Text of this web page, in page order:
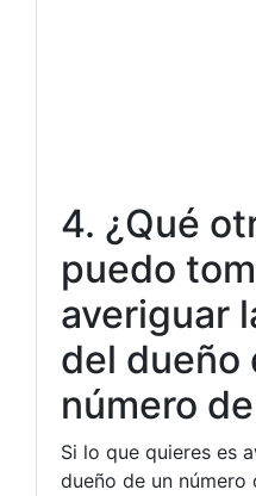
4. ¿Qué
puedo
averiguar
del dueño
número
Si lo que quieres es
dueño de un